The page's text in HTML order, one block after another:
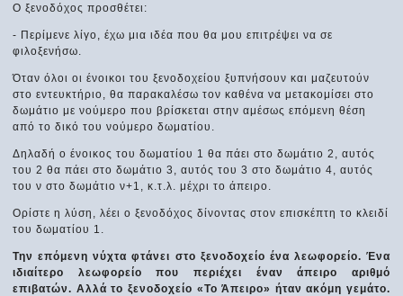
Ο ξενοδόχος προσθέτει:
- Περίμενε λίγο, έχω μια ιδέα που θα μου επιτρέψει να σε
φιλοξενήσω.
Όταν όλοι οι ένοικοι του ξενοδοχείου ξυπνήσουν και μαζευτούν
στο εντευκτήριο, θα παρακαλέσω τον καθένα να μετακομίσει στο
δωμάτιο με νούμερο που βρίσκεται στην αμέσως επόμενη θέση
από το δικό του νούμερο δωματίου.
Δηλαδή ο ένοικος του δωματίου 1 θα πάει στο δωμάτιο 2, αυτός
του 2 θα πάει στο δωμάτιο 3, αυτός του 3 στο δωμάτιο 4, αυτός
του ν στο δωμάτιο ν+1, κ.τ.λ. μέχρι το άπειρο.
Ορίστε η λύση, λέει ο ξενοδόχος δίνοντας στον επισκέπτη το κλειδί
του δωματίου 1.
Την επόμενη νύχτα φτάνει στο ξενοδοχείο ένα λεωφορείο. Ένα
ιδιαίτερο λεωφορείο που περιέχει έναν άπειρο αριθμό
επιβατών. Αλλά το ξενοδοχείο «Το Άπειρο» ήταν ακόμη γεμάτο.